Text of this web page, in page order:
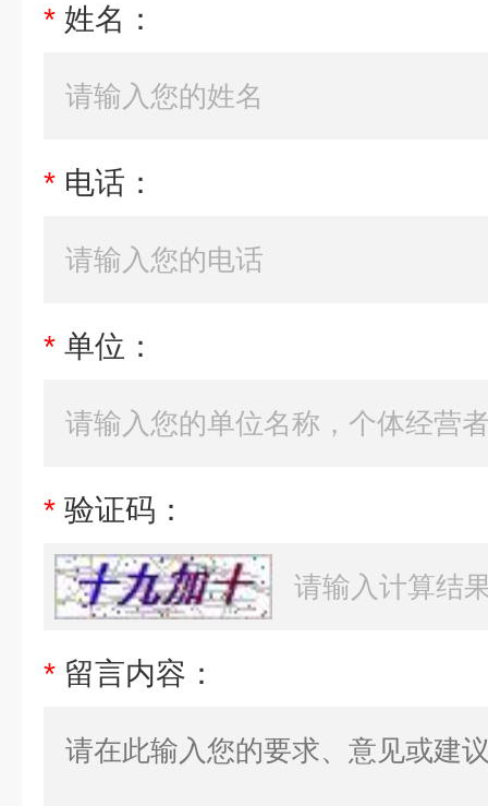
* 姓名：
* 电话：
* 单位：
* 验证码：
* 留言内容：